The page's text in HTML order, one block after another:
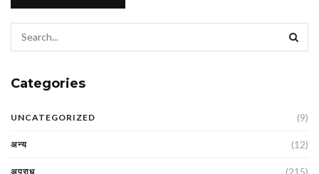
Categories
UNCATEGORIZED (9)
अन्य (12)
अपराध (215)